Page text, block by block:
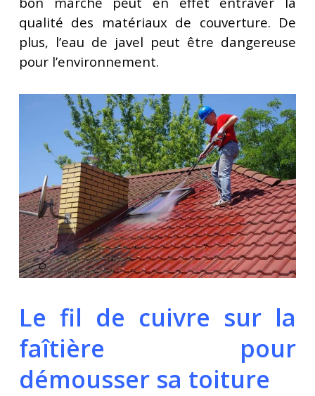
qualité des matériaux de couverture. De
plus, l’eau de javel peut être dangereuse
pour l’environnement.
Le fil de cuivre sur la
faîtière pour
démousser sa toiture